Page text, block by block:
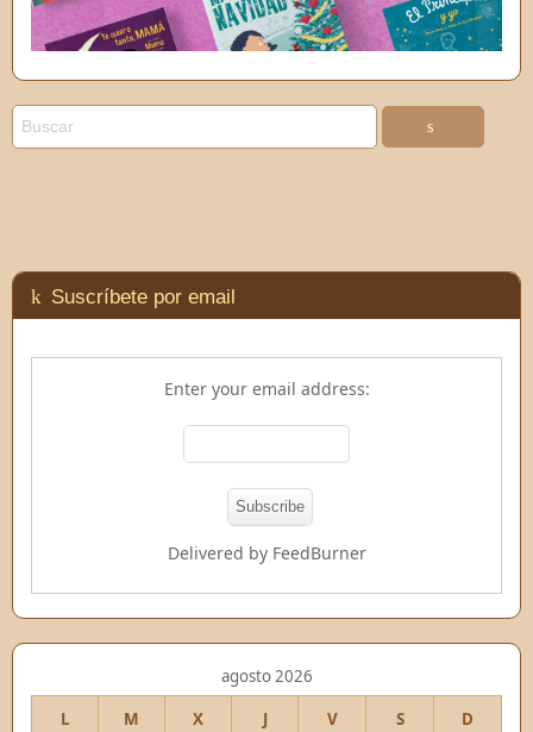
Suscríbete por email
Enter your email address:
Delivered by FeedBurner
agosto 2026
L
M X J V S D